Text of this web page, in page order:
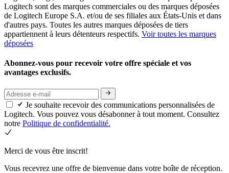
Logitech sont des marques commerciales ou des marques déposées
de Logitech Europe S.A. et/ou de ses filiales aux États-Unis et dans
d'autres pays. Toutes les autres marques déposées de tiers
appartiennent à leurs détenteurs respectifs. Voir toutes les marques
déposées
Abonnez-vous pour recevoir votre offre spéciale et vos
avantages exclusifs.
Je souhaite recevoir des communications personnalisées de
Logitech. Vous pouvez vous désabonner à tout moment. Consultez
notre Politique de confidentialité.
Merci de vous être inscrit!
Vous recevrez une offre de bienvenue dans votre boîte de réception.